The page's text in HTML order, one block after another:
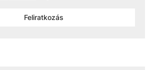
Feliratkozás